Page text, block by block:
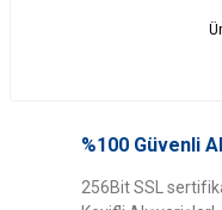
%100 Güvenli
256Bit SSL